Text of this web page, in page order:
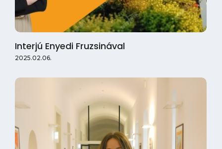
Interjú Enyedi Fruzsinával
2025.02.06.